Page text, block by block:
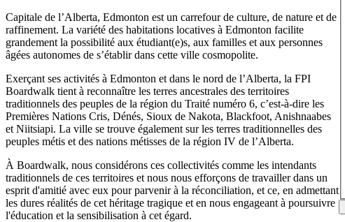
Capitale de l’Alberta, Edmonton est un carrefour de culture, de nature et de
raffinement. La variété des habitations locatives à Edmonton facilite
grandement la possibilité aux étudiant(e)s, aux familles et aux personnes
âgées autonomes de s’établir dans cette ville cosmopolite.
Exerçant ses activités à Edmonton et dans le nord de l’Alberta, la FPI
Boardwalk tient à reconnaître les terres ancestrales des territoires
traditionnels des peuples de la région du Traité numéro 6, c’est-à-dire les
Premières Nations Cris, Dénés, Sioux de Nakota, Blackfoot, Anishnaabes
et Niitsiapi. La ville se trouve également sur les terres traditionnelles des
peuples métis et des nations métisses de la région IV de l’Alberta.
À Boardwalk, nous considérons ces collectivités comme les intendants
traditionnels de ces territoires et nous nous efforçons de travailler dans un
esprit d'amitié avec eux pour parvenir à la réconciliation, et ce, en admettant
les dures réalités de cet héritage tragique et en nous engageant à poursuivre
l'éducation et la sensibilisation à cet égard.